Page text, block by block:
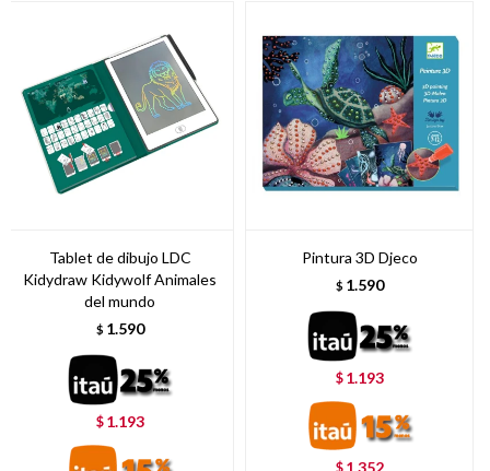
Tablet de dibujo LDC
Kidydraw Kidywolf Animales
del mundo
$ 1.590
$ 1.193
Pintura 3D Djeco
$ 1.590
$ 1.193
1.352